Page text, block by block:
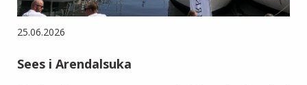
25.06.2026
Sees i Arendalsuka